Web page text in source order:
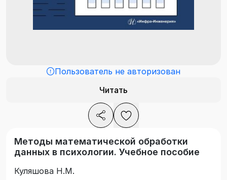
Пользователь не авторизован
Читать
Методы математической обработки
данных в психологии. Учебное пособие
Куляшова Н.М.